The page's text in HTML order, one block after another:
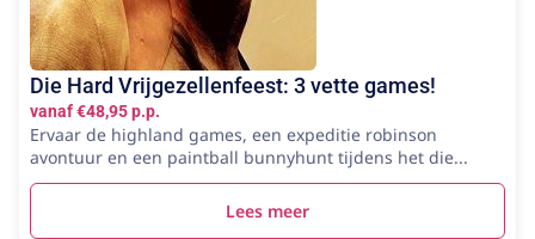
Die Hard Vrijgezellenfeest: 3 vette games!
vanaf €48,95 p.p.
Ervaar de highland games, een expeditie robinson
avontuur en een paintball bunnyhunt tijdens het die...
Lees meer